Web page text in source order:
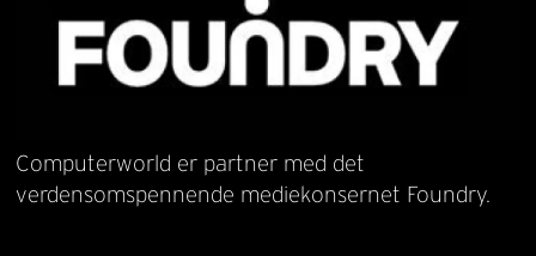
Computerworld er partner med det
verdensomspennende mediekonsernet Foundry.